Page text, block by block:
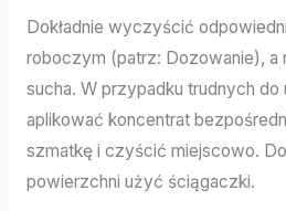
Dokładnie wyczyścić
roboczym (patrz: Dozowanie), a
sucha. W przypadku trudnych do
aplikować koncentrat
szmatkę i czyścić miejscowo.
powierzchni użyć ściągaczki.